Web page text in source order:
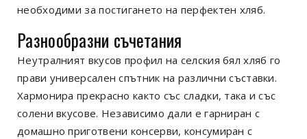
необходими за постигането на перфектен хляб.
Разнообразни съчетания
Неутралният вкусов профил на селския бял хляб го
прави универсален спътник на различни съставки.
Хармонира прекрасно както със сладки, така и със
солени вкусове. Независимо дали е гарниран с
домашно приготвени консерви, консумиран с